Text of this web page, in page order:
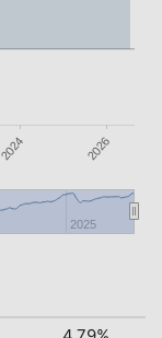
2024 2026
2025